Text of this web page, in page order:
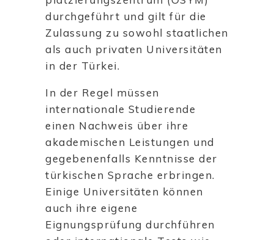
durchgeführt und gilt für die
Zulassung zu sowohl staatlichen
als auch privaten Universitäten
in der Türkei.
In der Regel müssen
internationale Studierende
einen Nachweis über ihre
akademischen Leistungen und
gegebenenfalls Kenntnisse der
türkischen Sprache erbringen.
Einige Universitäten können
auch ihre eigene
Eignungsprüfung durchführen